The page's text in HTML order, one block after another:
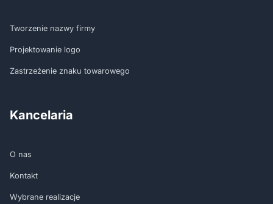
Tworzenie nazwy firmy
Projektowanie logo
Zastrzeżenie znaku towarowego
Kancelaria
O nas
Kontakt
Wybrane realizacje